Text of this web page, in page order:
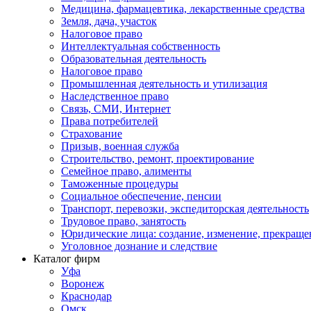
Медицина, фармацевтика, лекарственные средства
Земля, дача, участок
Налоговое право
Интеллектуальная собственность
Образовательная деятельность
Налоговое право
Промышленная деятельность и утилизация
Наследственное право
Связь, СМИ, Интернет
Права потребителей
Страхование
Призыв, военная служба
Строительство, ремонт, проектирование
Семейное право, алименты
Таможенные процедуры
Социальное обеспечение, пенсии
Транспорт, перевозки, экспедиторская деятельность
Трудовое право, занятость
Юридические лица: создание, изменение,
Уголовное дознание и следствие
Каталог фирм
Уфа
Воронеж
Краснодар
Омск